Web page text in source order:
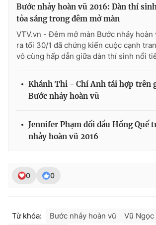
Bước nhảy hoàn vũ 2016: Dàn thí
tỏa sáng trong đêm mở màn
VTV.vn - Đêm mở màn Bước nhảy hoàn
ra tối 30/1 đã chứng kiến cuộc cạnh
vô cùng hấp dẫn giữa dàn thí sinh nổi
Khánh Thi - Chí Anh tái hợp trên
Bước nhảy hoàn vũ
Jennifer Phạm đối đầu Hồng Quế
nhảy hoàn vũ 2016
0 0
Từ khóa: Bước nhảy hoàn vũ
Vũ Ngọc